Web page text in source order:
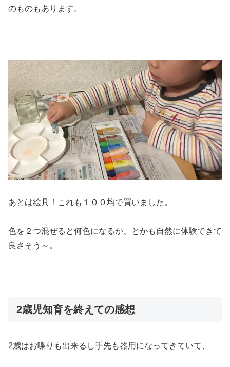
のものもあります。
あとは絵具！これも１００均で買いました。
色を２つ混ぜると何色になるか、とかも自然に体験できて
良さそう～。
2歳児知育を終えての感想
2歳はお喋りも出来るし手先も器用になってきていて、